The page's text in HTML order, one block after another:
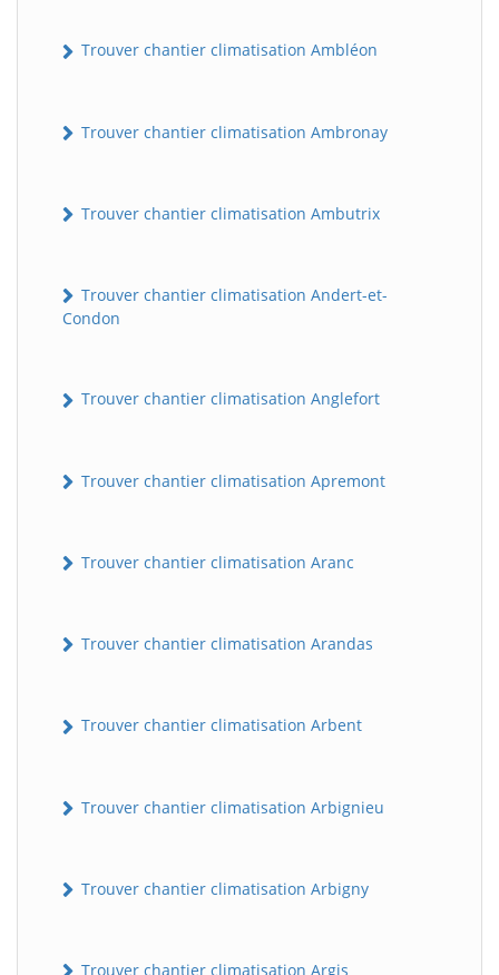
Trouver chantier climatisation Ambléon
Trouver chantier climatisation Ambronay
Trouver chantier climatisation Ambutrix
Trouver chantier climatisation Andert-et-
Condon
Trouver chantier climatisation Anglefort
Trouver chantier climatisation Apremont
Trouver chantier climatisation Aranc
Trouver chantier climatisation Arandas
Trouver chantier climatisation Arbent
Trouver chantier climatisation Arbignieu
Trouver chantier climatisation Arbigny
Trouver chantier climatisation Argis